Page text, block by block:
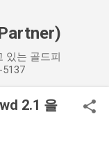
있는 골드피
2.1 을